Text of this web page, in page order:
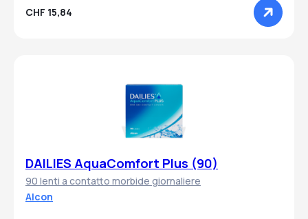
CHF 15,84
DAILIES AquaComfort Plus (90)
90 lenti a contatto morbide giornaliere
Alcon